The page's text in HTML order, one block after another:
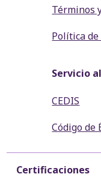
Términos
Política
Servicio
CEDIS
Código de
Certificaciones